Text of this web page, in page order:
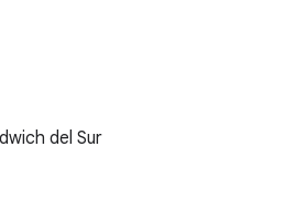
del Sur